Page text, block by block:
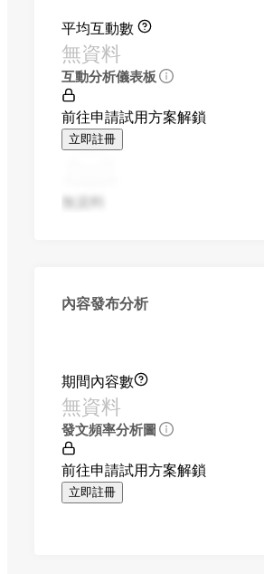
平均互動數
無資料
互動分析儀表板
前往申請試用方案解鎖
立即註冊
無資料
內容發布分析
期間內容數
無資料
發文頻率分析圖
前往申請試用方案解鎖
立即註冊